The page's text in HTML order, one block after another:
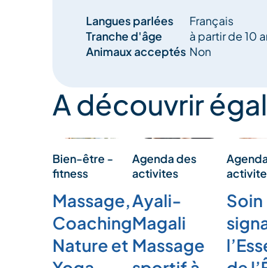
Langues parlées
Français
Tranche d'âge
à partir de 10
Animaux acceptés Non
A découvrir
Bien-être -
fitness
Massage,
Coaching
Nature et
Agenda des
activites
Ayali-
Magali
Massage
Soin